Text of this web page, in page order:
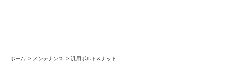
ホーム > メンテナンス > 汎用ボルト＆ナット